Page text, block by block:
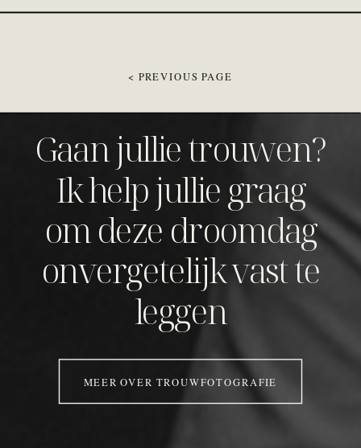
< PREVIOUS PAGE
Gaan jullie trouwen?
Ik help jullie graag
om deze droomdag
onvergetelijk vast te
leggen
MEER OVER TROUWFOTOGRAFIE